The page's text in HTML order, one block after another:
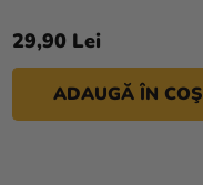
29,90 Lei
ADAUGĂ ÎN COŞ